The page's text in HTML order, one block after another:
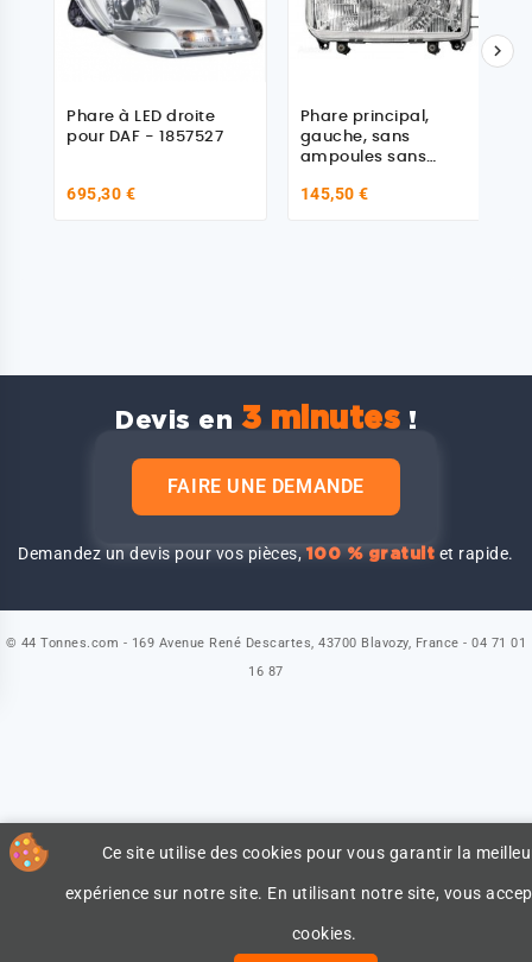
Phare à LED droite
pour DAF - 1857527
695,30 €
Phare principal,
gauche, sans
ampoules sans
1227608
145,50 €

Devis en 3 minutes !
FAIRE UNE DEMANDE
Demandez un devis pour vos pièces,100 % gratuit et rapide.
Ce site utilise des cookies pour vous garantir la
expérience sur notre site. En utilisant notre site, vous
cookies.
© 44 Tonnes.com - 169 Avenue René Descartes, 43700 Blavozy, France - 04 71 01
16 87